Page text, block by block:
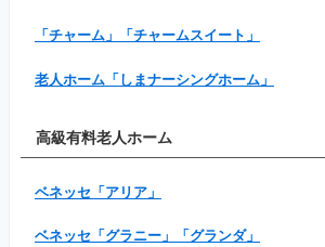
「チャーム」「チャームスイート」
老人ホーム「しまナーシングホーム」
高級有料老人ホーム
ベネッセ「アリア」
ベネッセ「グラニー」「グランダ」